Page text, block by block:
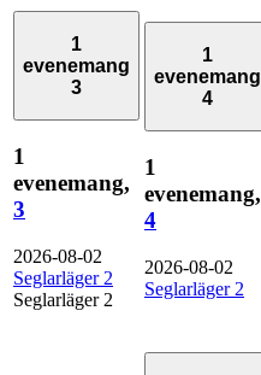
1
evenemang
3
1
evenemang,
3
2026-08-02
Seglarläger 2
Seglarläger 2
1
evenemang
4
1
evenemang,
4
2026-08-02
Seglarläger 2